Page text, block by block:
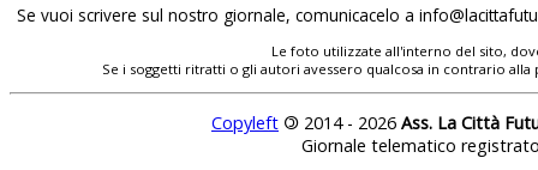
Se vuoi scrivere sul nostro giornale, comunicacelo a
Le foto utilizzate all'interno del sito,
Se i soggetti ritratti o gli autori avessero qualcosa in contrario
Copyleft © 2014 - 2026 Ass. La Città
Giornale telematico